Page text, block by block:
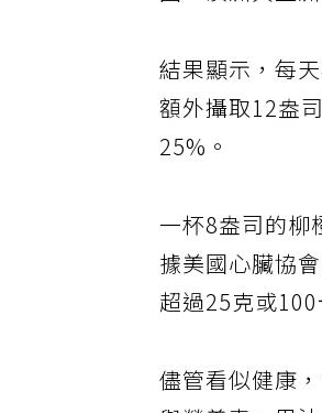
結果顯示，每
額外攝取12盎
25%。
一杯8盎司的
據美國心臟協
超過25克或100
儘管看似健康